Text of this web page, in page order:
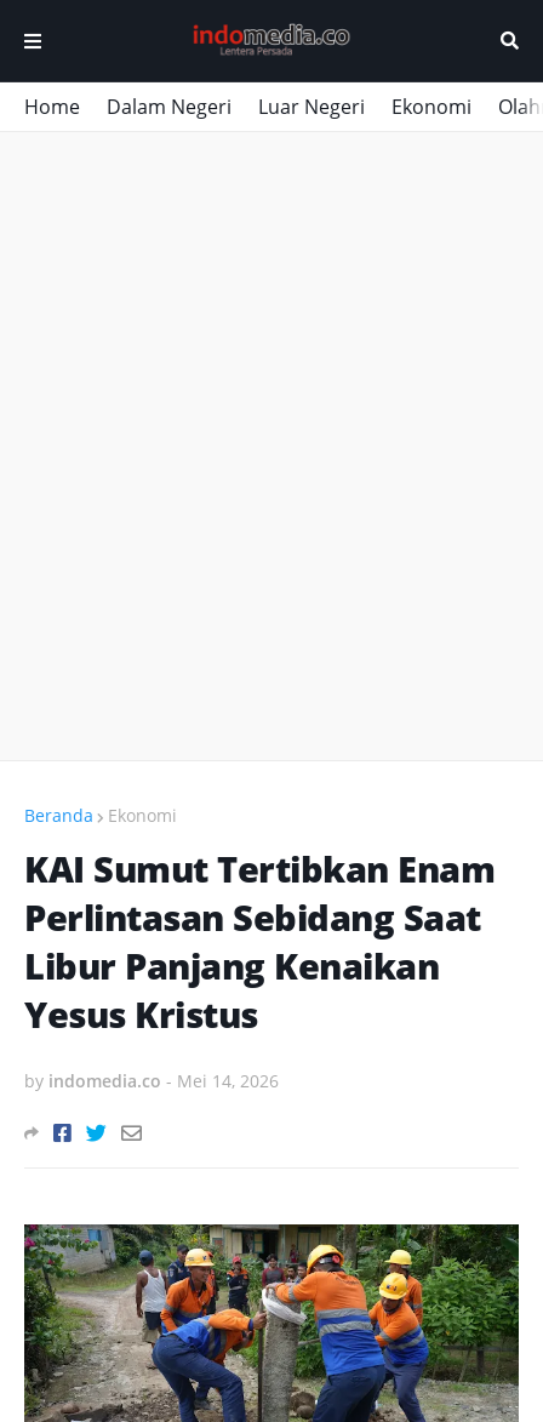
Home Dalam Negeri Luar Negeri Ekonomi
Beranda Ekonomi
KAI Sumut Tertibkan Enam
Perlintasan Sebidang Saat
Libur Panjang Kenaikan
Yesus Kristus
by indomedia.co - Mei 14, 2026